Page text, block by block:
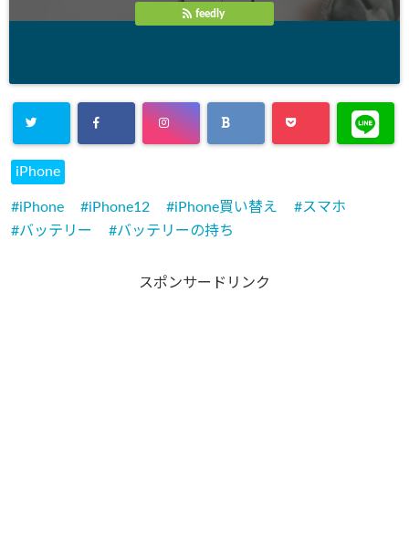
feedly
iPhone
iPhone iPhone12 iPhone買い替え
スマホ
バッテリー
バッテリーの持ち
スポンサードリンク